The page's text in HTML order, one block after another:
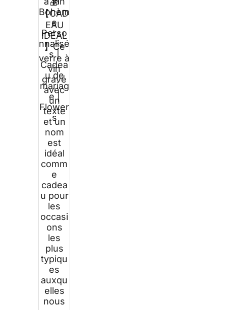
Bohèm
e
Perso
nnalisé
s |
Cadea
u de
mariag
e |
Flower
s
🎁
【CAD
EAU
IDÉAL
】Ce
verre à
vin
gravé
avec
un
texte
et un
nom
est
idéal
comm
e
cadea
u pour
les
occasi
ons
les
plus
typiqu
es
auxqu
elles
nous